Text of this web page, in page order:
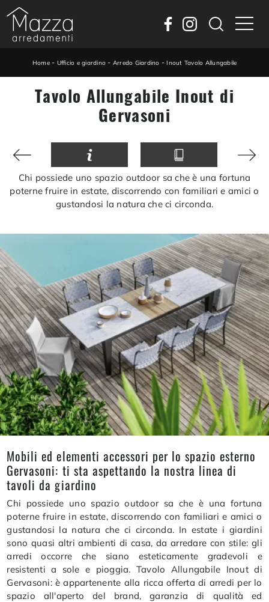
Home- Ufficio e giardino - Arredo Giardino -Inout Tavolo Allungabile
Tavolo Allungabile Inout di
Gervasoni
Chi possiede uno spazio outdoor sa che è una fortuna
poterne fruire in estate, discorrendo con familiari e amici o
gustandosi la natura che ci circonda.
Mobili ed elementi accessori per lo spazio esterno
Gervasoni: ti sta aspettando la nostra linea di
tavoli da giardino
Chi possiede uno spazio outdoor sa che è una fortuna
poterne fruire in estate, discorrendo con familiari e amici o
gustandosi la natura che ci circonda. In estate i giardini
sono quasi altri ambienti di casa, da arredare con stile: gli
arredi occorre che siano esteticamente gradevoli e
resistenti a sole e pioggia. Tavolo Allungabile Inout di
Gervasoni: è appartenente alla ricca offerta di arredi per lo
spazio all'aperto del brand, garanzia di qualità ed